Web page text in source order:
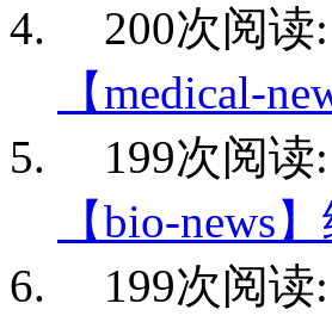
200次阅读:
【medical-
199次阅读:
【bio-news
199次阅读: